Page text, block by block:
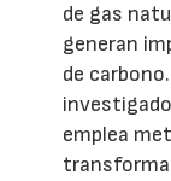
de gas
generan
de
emplea